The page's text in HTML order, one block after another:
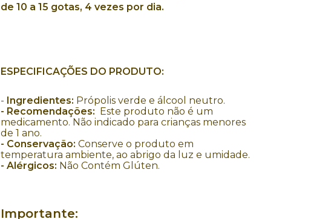
de 10 a 15 gotas, 4 vezes por dia.
ESPECIFICAÇÕES DO PRODUTO:
- Ingredientes: Própolis verde e álcool neutro.
- Recomendações: Este produto não é um
medicamento. Não indicado para crianças menores
de 1 ano.
- Conservação: Conserve o produto em
temperatura ambiente, ao abrigo da luz e umidade.
- Alérgicos: Não Contém Glúten.
Importante: